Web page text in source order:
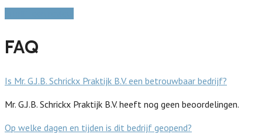
FAQ
Is Mr. G.J.B. Schrickx Praktijk B.V. een betrouwbaar bedrijf?
Mr. G.J.B. Schrickx Praktijk B.V. heeft nog geen beoordelingen.
Op welke dagen en tijden is dit bedrijf geopend?